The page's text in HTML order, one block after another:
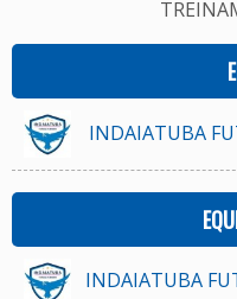
INDAIATUBA
INDAIATUBA